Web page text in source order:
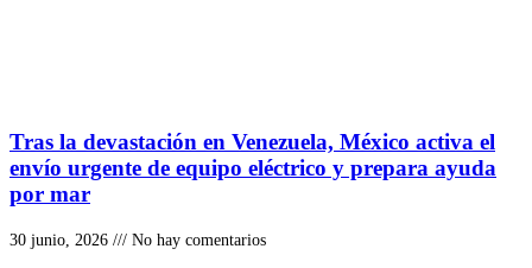
Tras la devastación en Venezuela, México activa el
envío urgente de equipo eléctrico y prepara ayuda
por mar
30 junio, 2026 No hay comentarios